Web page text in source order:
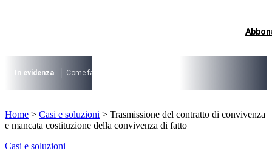
I più cercati
Lorem ipsum dolor sit amet consectetur
Lorem ipsum dolor sit amet consectetur
In evidenza Come fare per …
Lorem ipsum dolor sit amet consectetur
Home > Casi e soluzioni > Trasmissione del contratto di convivenza
e mancata costituzione della convivenza di fatto
Casi e soluzioni